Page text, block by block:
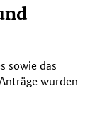
sowie das
wurden